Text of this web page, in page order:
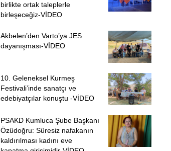
birlikte ortak taleplerle
birleşeceğiz-VİDEO
Akbelen’den Varto’ya JES
dayanışması-VİDEO
10. Geleneksel Kurmeş
Festivali’inde sanatçı ve
edebiyatçılar konuştu -VİDEO
PSAKD Kumluca Şube Başkanı
Özüdoğru: Süresiz nafakanın
kaldırılması kadını eve